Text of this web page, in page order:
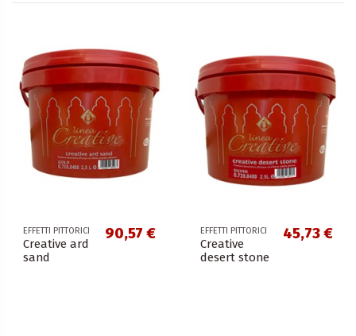
EFFETTI PITTORICI
Creative ard
sand
90,57 € EFFETTI PITTORICI
Creative
desert stone
45,73 €